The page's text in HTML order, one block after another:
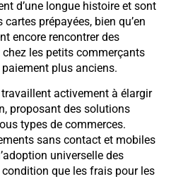
d’une longue histoire et sont
prépayées, bien qu’en
encore rencontrer des
les petits commerçants
plus anciens.
activement à élargir
proposant des solutions
types de commerces.
sans contact et mobiles
universelle des
que les frais pour les